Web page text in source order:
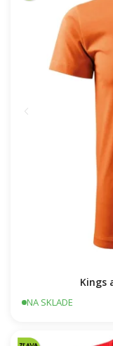
Kings
NA SKLADE